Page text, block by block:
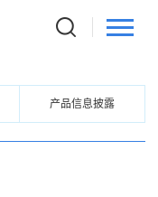
产品信息披露